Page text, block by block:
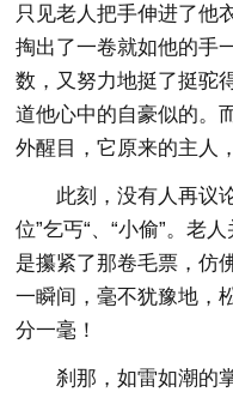
只见老人把手伸进了他
掏出了一卷就如他的手
数，又努力地挺了挺驼
道他心中的自豪似的。
外醒目，它原来的主人
此刻，没有人再议
位”乞丐“、“小偷”。老
是攥紧了那卷毛票，仿
一瞬间，毫不犹豫地
分一毫！
刹那，如雷如潮的